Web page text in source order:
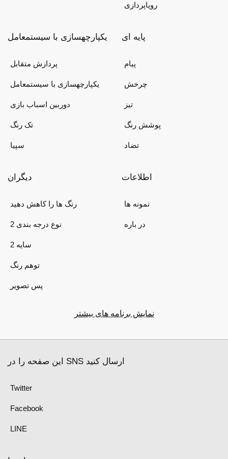
رویاپردازی
یکپارچهسازی با سیستمعامل
پردازش متقابل
یکپارچهسازی با سیستمعامل
دوربین اسباب بازی
تک رنگ
سپیا
پایه ای
پیام
چرخش
تیز
پوشش رنگ
تضاد
دیگران
رنگ ها را کاهش دهید
2 نوع درجه بندی
2 سایه
توهم رنگ
پس تصویر
اطلاعات
نمونه ها
در باره
نمایش برنامه های بیشتر
این صفحه را در SNS ارسال کنید
Twitter
Facebook
LINE